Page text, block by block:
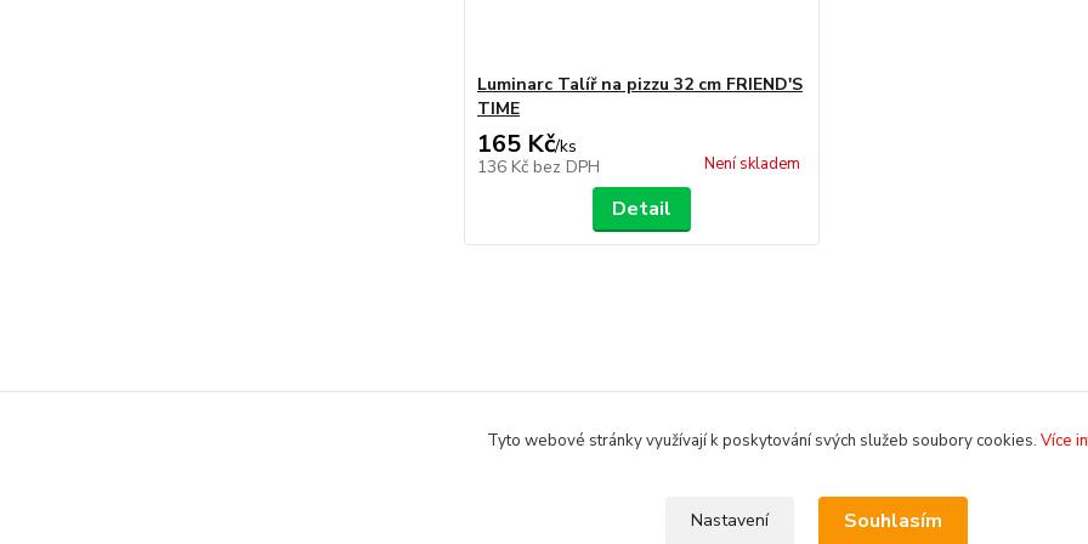
Luminarc Talíř na pizzu 32 cm FRIEND'S
TIME
165 Kč/ks
136 Kč bez DPH Není skladem
Detail
Tyto webové stránky využívají k poskytování svých služeb soubory cookies. Více
Nastavení Souhlasím